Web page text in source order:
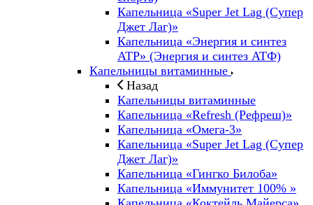
Капельница «Super Jet Lag (Супер
Джет Лаг)»
Капельница «Энергия и синтез
ATP» (Энергия и синтез АТФ)
Капельницы витаминные
Назад
Капельницы витаминные
Капельница «Refresh (Рефреш)»
Капельница «Омега-3»
Капельница «Super Jet Lag (Супер
Джет Лаг)»
Капельница «Гингко Билоба»
Капельница «Иммунитет 100% »